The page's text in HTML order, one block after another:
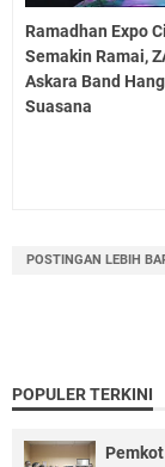
Ramadhan Expo
Semakin Ramai,
Askara Band
Suasana
POSTINGAN LEBIH
POPULER TERKINI